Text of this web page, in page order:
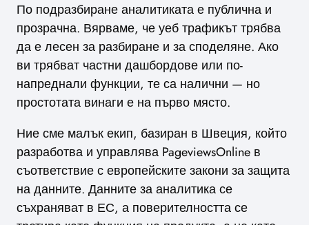
По подразбиране аналитиката е публична и
прозрачна. Вярваме, че уеб трафикът трябва
да е лесен за разбиране и за споделяне. Ако
ви трябват частни дашбордове или по-
напреднали функции, те са налични — но
простотата винаги е на първо място.
Ние сме малък екип, базиран в Швеция, който
разработва и управлява PageviewsOnline в
съответствие с европейските закони за защита
на данните. Данните за аналитика се
съхраняват в ЕС, а поверителността се